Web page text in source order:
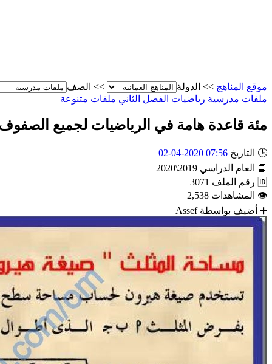
موقع المناهج >> الدولة >> الصف
ملفات مدرسية رياضيات الفصل الثاني ملفات متنوعة
مئة قاعدة هامة في الرياضيات لجميع
🕒 التاريخ 07:56 2020-04-02
📘
العام الدراسي 2019\2020
🆔 رقم الملف 3071
👁 المشاهدات 2,538
➕ أضيف بواسطة Assef